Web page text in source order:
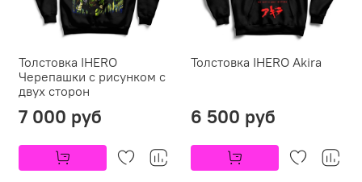
Толстовка IHERO
Черепашки c рисунком с
двух сторон
7 000 руб
Толстовка IHERO Akira
6 500 руб